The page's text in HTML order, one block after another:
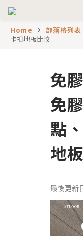
Home 部落格列表
卡扣地板比較
免
免
點
地